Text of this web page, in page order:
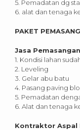
5. Pemadatan dg
6. alat dan tenaga
PAKET
Jasa
1. Kondisi lahan
2. Leveling
3. Gelar abu batu
4. Pasang paving
5. Pemadatan
6. Alat dan tenaga
Kontraktor Aspal